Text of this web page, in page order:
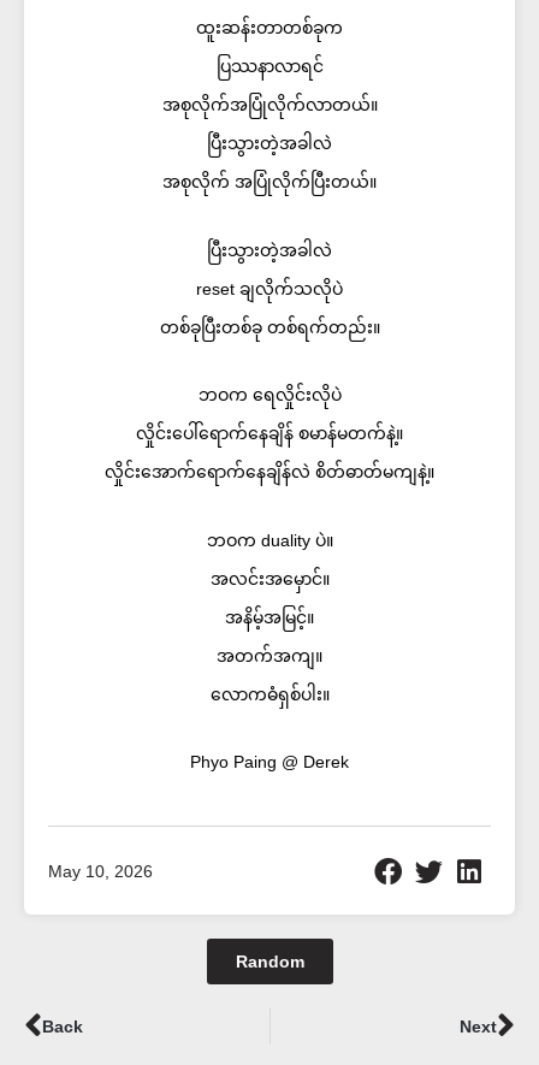
ထူးဆန်းတာတစ်ခုက
ပြဿနာလာရင်
အစုလိုက်အပြုံလိုက်လာတယ်။
ပြီးသွားတဲ့အခါလဲ
အစုလိုက် အပြုံလိုက်ပြီးတယ်။
ပြီးသွားတဲ့အခါလဲ
reset ချလိုက်သလိုပဲ
တစ်ခုပြီးတစ်ခု တစ်ရက်တည်း။
ဘဝက ရေလှိုင်းလိုပဲ
လှိုင်းပေါ်ရောက်နေချိန် စမာန်မတက်နဲ့။
လှိုင်းအောက်ရောက်နေချိန်လဲ စိတ်ဓာတ်မကျနဲ့။
ဘဝက duality ပဲ။​
အလင်းအမှောင်။
အနိမ့်အမြင့်။​
အတက်အကျ။
လောကဓံရှစ်ပါး။
Phyo Paing @ Derek
May 10, 2026
Random
Prev
Back Next